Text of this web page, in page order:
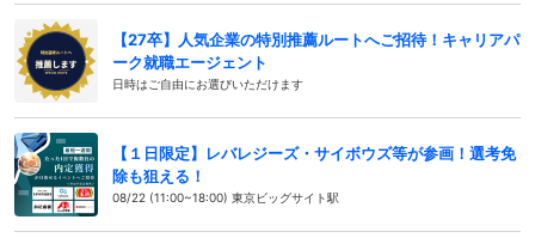
【27卒】人気企業の特別推薦ルートへご招待！キャリアパ
ーク就職エージェント
日時はご自由にお選びいただけます
【１日限定】レバレジーズ・サイボウズ等が参画！選考免
除も狙える！
08/22 (11:00~18:00) 東京ビッグサイト駅